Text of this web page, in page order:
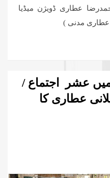
عطاری ڈویژن میڈیا
عطاری مدنی )
میں عشر اجتماع /
عطاری کا